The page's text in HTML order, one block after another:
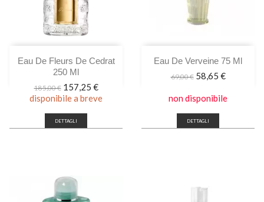
Eau De Fleurs De Cedrat
250 Ml
Prezzo
base
185,00 € Prezzo
157,25 €
disponibile a breve
DETTAGLI
Eau De Verveine 75 Ml
Prezzo
69,00 € Prezzo
58,65 €
non disponibile
DETTAGLI